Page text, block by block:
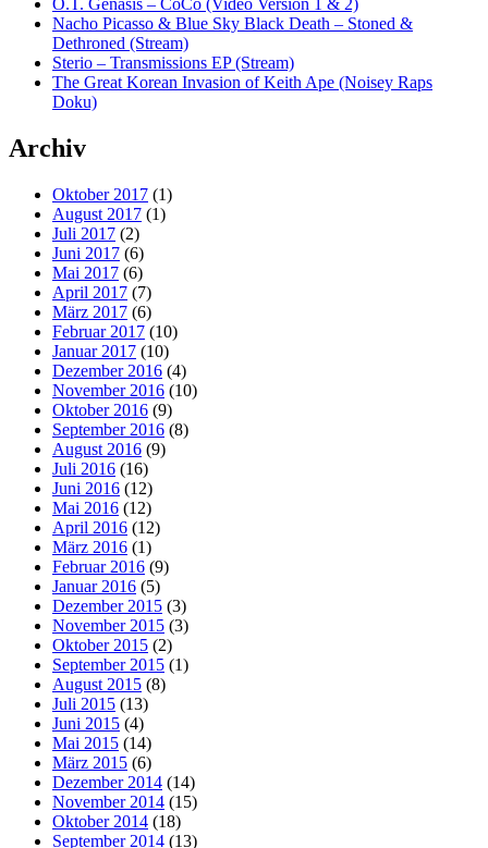
Nacho Picasso & Blue Sky Black Death – Stoned &
Dethroned (Stream)
Sterio – Transmissions EP (Stream)
The Great Korean Invasion of Keith Ape (Noisey Raps
Doku)
Archiv
Oktober 2017 (1)
August 2017 (1)
Juli 2017 (2)
Juni 2017 (6)
Mai 2017 (6)
April 2017 (7)
März 2017 (6)
Februar 2017 (10)
Januar 2017 (10)
Dezember 2016 (4)
November 2016 (10)
Oktober 2016 (9)
September 2016 (8)
August 2016 (9)
Juli 2016 (16)
Juni 2016 (12)
Mai 2016 (12)
April 2016 (12)
März 2016 (1)
Februar 2016 (9)
Januar 2016 (5)
Dezember 2015 (3)
November 2015 (3)
Oktober 2015 (2)
September 2015 (1)
August 2015 (8)
Juli 2015 (13)
Juni 2015 (4)
Mai 2015 (14)
März 2015 (6)
Dezember 2014 (14)
November 2014 (15)
Oktober 2014 (18)
September 2014 (13)